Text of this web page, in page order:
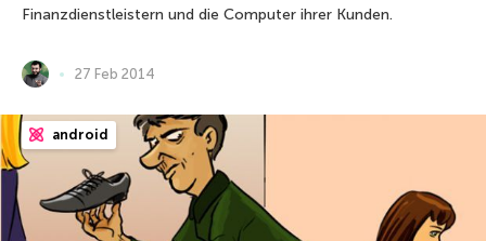
Finanzdienstleistern und die Computer ihrer Kunden.
27 Feb 2014
android